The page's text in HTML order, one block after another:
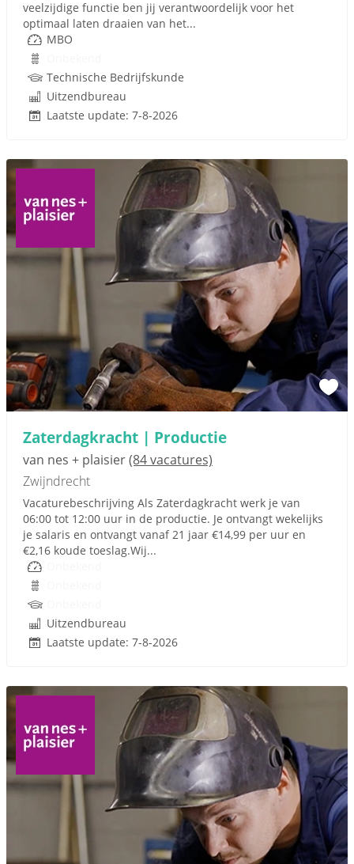
veelzijdige functie ben jij verantwoordelijk voor het
optimaal laten draaien van het...
MBO
Technische Bedrijfskunde
Uitzendbureau
Laatste update: 7-8-2026
Zaterdagkracht | Productie
van nes + plaisier(84 vacatures)
Zwijndrecht
Vacaturebeschrijving Als Zaterdagkracht werk je van
06:00 tot 12:00 uur in de productie. Je ontvangt wekelijks
je salaris en ontvangt vanaf 21 jaar €14,99 per uur en
€2,16 koude toeslag.Wij...
Uitzendbureau
Laatste update: 7-8-2026